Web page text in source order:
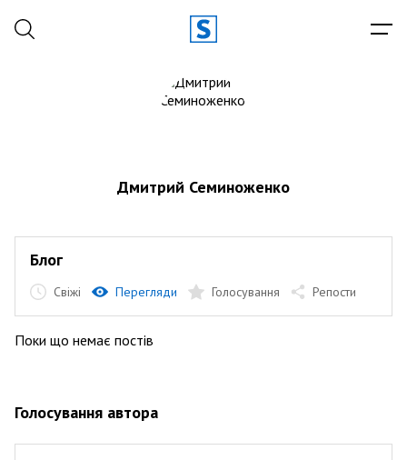
Дмитрий Семиноженко
Блог
Свіжі Перегляди Голосування Репости
Поки що немає постів
Голосування автора